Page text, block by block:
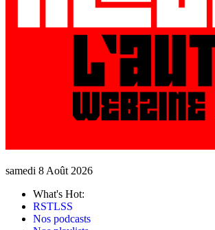
samedi 8 Août 2026
What's Hot:
RSTLSS
Nos podcasts